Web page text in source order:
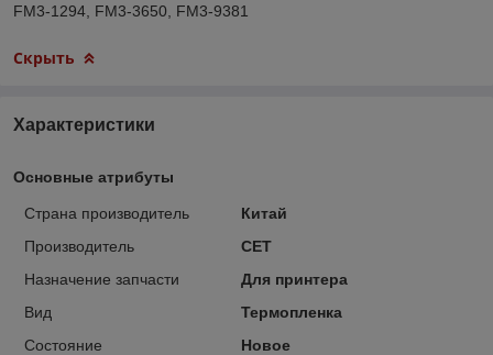
FM3-1294, FM3-3650, FM3-9381
Скрыть
Характеристики
Основные атрибуты
Страна производитель
Китай
Производитель
CET
Назначение запчасти
Для принтера
Вид
Термопленка
Состояние
Новое